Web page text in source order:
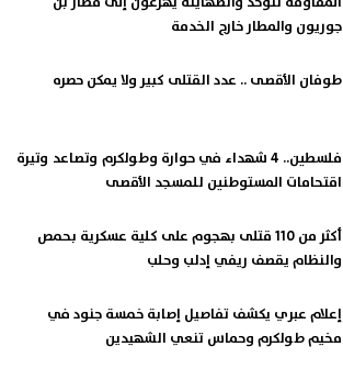
جوريون والمطار خارج الخدمة
طوفان الأقصى .. عدد القتلى كبير ولا يمكن حصره
فلسطين.. 4 شهداء في حوارة وطولكرم وتصاعد وتيرة
اقتحامات المستوطنين للمسجد الأقصى
أكثر من 110 قتلى بهجوم على كلية عسكرية بحمص
والنظام يقصف ريفي إدلب وحلب
إعلام عبري يكشف تفاصيل إصابة خمسة جنود في
مخيم طولكرم وحماس تنعي الشهيدين